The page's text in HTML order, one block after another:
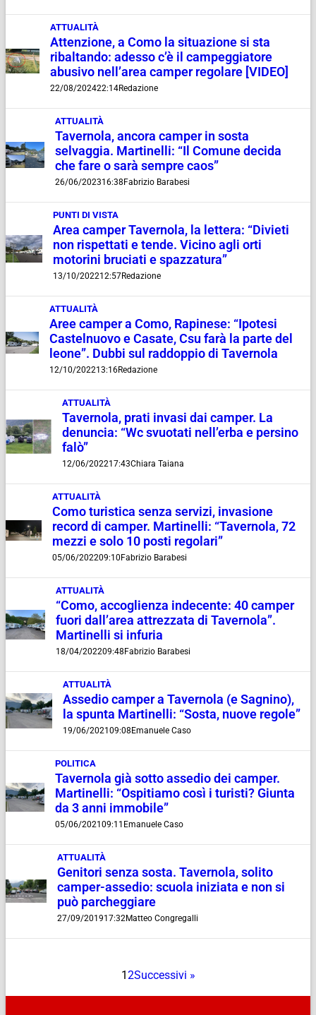
ATTUALITÀ
Attenzione, a Como la situazione si sta
ribaltando: adesso c’è il campeggiatore
abusivo nell’area camper regolare [VIDEO]
22/08/202422:14Redazione
ATTUALITÀ
Tavernola, ancora camper in sosta
selvaggia. Martinelli: “Il Comune decida
che fare o sarà sempre caos”
26/06/202316:38Fabrizio Barabesi
PUNTI DI VISTA
Area camper Tavernola, la lettera: “Divieti
non rispettati e tende. Vicino agli orti
motorini bruciati e spazzatura”
13/10/202212:57Redazione
ATTUALITÀ
Aree camper a Como, Rapinese: “Ipotesi
Castelnuovo e Casate, Csu farà la parte del
leone”. Dubbi sul raddoppio di Tavernola
12/10/202213:16Redazione
ATTUALITÀ
Tavernola, prati invasi dai camper. La
denuncia: “Wc svuotati nell’erba e persino
falò”
12/06/202217:43Chiara Taiana
ATTUALITÀ
Como turistica senza servizi, invasione
record di camper. Martinelli: “Tavernola, 72
mezzi e solo 10 posti regolari”
05/06/202209:10Fabrizio Barabesi
ATTUALITÀ
“Como, accoglienza indecente: 40 camper
fuori dall’area attrezzata di Tavernola”.
Martinelli si infuria
18/04/202209:48Fabrizio Barabesi
ATTUALITÀ
Assedio camper a Tavernola (e Sagnino),
la spunta Martinelli: “Sosta, nuove regole”
19/06/202109:08Emanuele Caso
POLITICA
Tavernola già sotto assedio dei camper.
Martinelli: “Ospitiamo così i turisti? Giunta
da 3 anni immobile”
05/06/202109:11 Emanuele Caso
ATTUALITÀ
Genitori senza sosta. Tavernola, solito
camper-assedio: scuola iniziata e non si
può parcheggiare
27/09/201917:32Matteo Congregalli
12Successivi »